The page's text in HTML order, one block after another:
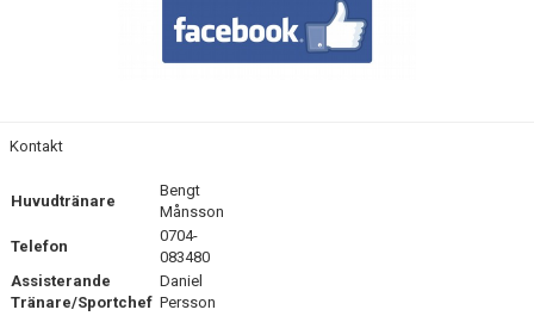
DOKUMENT
Kontakt
Huvudtränare
Bengt
Månsson
Telefon
0704-
083480
Assisterande
Tränare/Sportchef
Daniel
Persson